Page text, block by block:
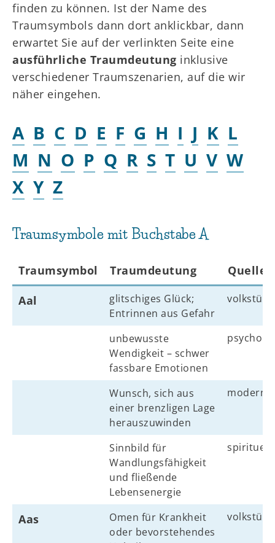
finden zu können. Ist der Name des
Traumsymbols dann dort anklickbar, dann
erwartet Sie auf der verlinkten Seite eine
ausführliche Traumdeutung inklusive
verschiedener Traumszenarien, auf die wir
näher eingehen.
A B C D E F G H I J K L
M N O P Q R S T U V W
X Y Z
Traumsymbole mit Buchstabe A
Traumsymbol Traumdeutung Quelle
Aal
glitschiges Glück;
Entrinnen aus Gefahr
unbewusste
Wendigkeit – schwer
fassbare Emotionen
Wunsch, sich aus
einer brenzligen Lage
herauszuwinden
modern
Sinnbild für
Wandlungsfähigkeit
und fließende
Lebensenergie
spirituell
Aas
Omen für Krankheit
oder bevorstehendes